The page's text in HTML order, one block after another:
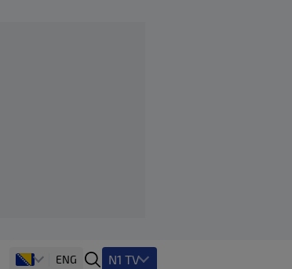
ENG N1 TV